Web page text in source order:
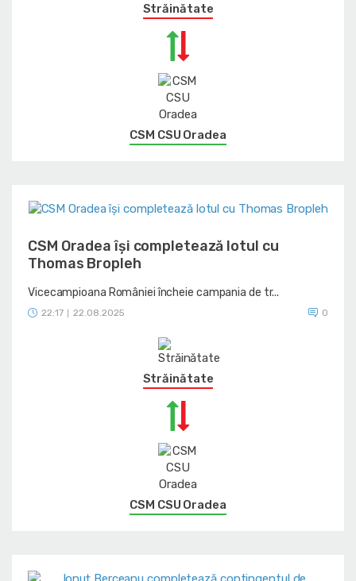
Străinătate
CSM CSU Oradea
CSM Oradea își completează lotul cu
Thomas Bropleh
Vicecampioana României încheie campania de tr...
22:17 22.08.2025 0
Străinătate
CSM CSU Oradea